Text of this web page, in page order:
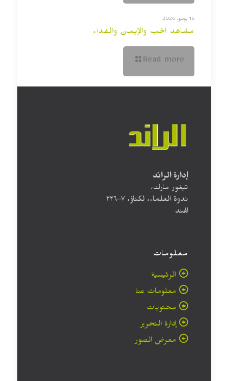
16 يونيو, 2026
مشاهد الحب والإيمان والفداء
Read more
إدارة الرائد
تيغور مارك،
ندوة العلماء، لكناؤ، ۲۲٦۰۰۷
الهند
معلومات
الرئيسية
معلومات عنا
محتويات
إدارة التحرير
معرض الصور